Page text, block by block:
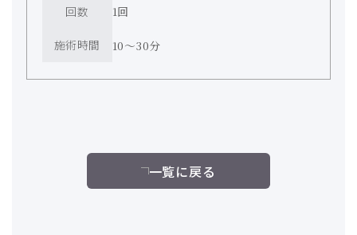
回数
1回
施術時間 10〜30分
一覧に戻る